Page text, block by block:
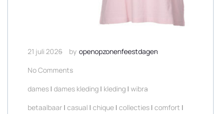
21 juli 2026 by openopzonenfeestdagen
No Comments
dames | dames kleding | kleding | wibra
betaalbaar | casual | chique | collecties | comfort |